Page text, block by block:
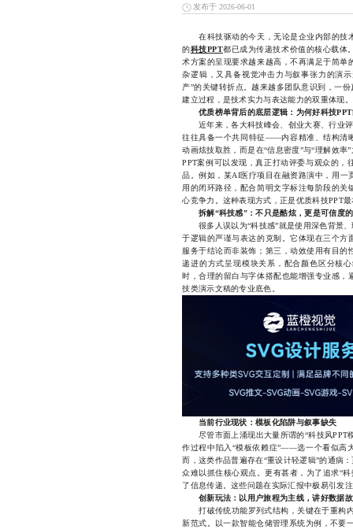
发布于 2026-06-01
在科技驱动的今天，无论是企业内部的技
的科技PPT都已成为传递技术价值的核心载体
术方案的呈现要求越来越高，不再满足于简
杂逻辑，又具备视觉冲击力与叙事张力的演
产”的关键转折点。越来越多团队意识到，一
建立过程，是技术实力与表达能力的双重体现。
优质榜单背后的底层逻辑：为何好科技
近年来，各大科技峰会、创业大赛、行业评
往往具备一个共同特征——内容精准、结构清
动画炫技取胜，而是在“信息密度”与“理解效
PPT案例可以发现，真正打动评委与观众的，
品。例如，某AI医疗项目在融资路演中，用一
用的闭环路径，配合简明文字标注每阶段的
心竞争力。这种表现方式，正是优质科技PPT
拆解“科技感”：不只是酷炫，更是可信度
很多人误以为“科技感”就是使用深色背景、
于逻辑的严谨与表达的克制。它体现在三个
服务于结论而非装饰；第三，动效使用有目
递进的方式呈现模块关系，配合颜色区分核
时，合理的留白与字体搭配也能增强专业感
技类演示文稿的专业底色。
当前行业现状：模板化陷阱与叙事缺失
尽管市面上涌现出大量所谓的“科技风PPT
作过程中陷入“模板依赖症”——选一个看似高
而，这类作品普遍存在“重设计轻逻辑”的通病
众难以抓住核心观点。更有甚者，为了追求“
了信息传递。这些问题在实际汇报中极易引发
创新玩法：以用户旅程为主线，讲好数据
打破传统功能罗列式结构，关键在于重构内
新范式。以一款智能仓储管理系统为例，不要